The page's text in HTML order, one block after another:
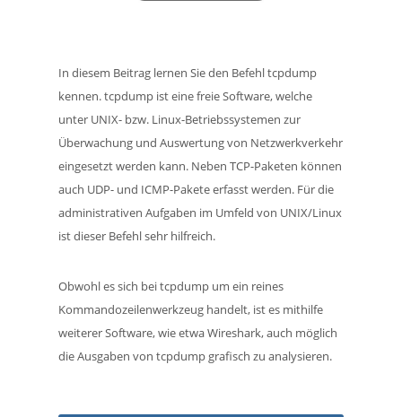
In diesem Beitrag lernen Sie den Befehl tcpdump
kennen. tcpdump ist eine freie Software, welche
unter UNIX- bzw. Linux-Betriebssystemen zur
Überwachung und Auswertung von Netzwerkverkehr
eingesetzt werden kann. Neben TCP-Paketen können
auch UDP- und ICMP-Pakete erfasst werden. Für die
administrativen Aufgaben im Umfeld von UNIX/Linux
ist dieser Befehl sehr hilfreich.
Obwohl es sich bei tcpdump um ein reines
Kommandozeilenwerkzeug handelt, ist es mithilfe
weiterer Software, wie etwa Wireshark, auch möglich
die Ausgaben von tcpdump grafisch zu analysieren.